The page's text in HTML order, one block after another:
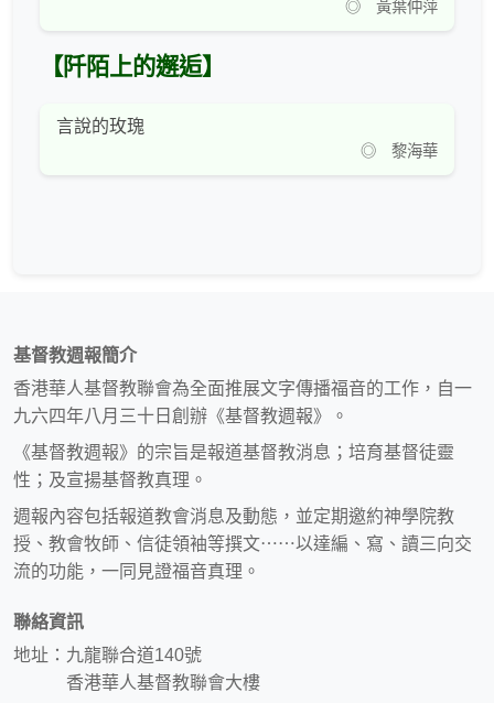
◎ 黃葉仲萍
【阡陌上的邂逅】
言說的玫瑰
◎ 黎海華
基督教週報簡介
香港華人基督教聯會為全面推展文字傳播福音的工作，自一
九六四年八月三十日創辦《基督教週報》。
《基督教週報》的宗旨是報道基督教消息；培育基督徒靈
性；及宣揚基督教真理。
週報內容包括報道教會消息及動態，並定期邀約神學院教
授、教會牧師、信徒領袖等撰文⋯⋯以達編、寫、讀三向交
流的功能，一同見證福音真理。
聯絡資訊
地址：九龍聯合道140號
香港華人基督教聯會大樓